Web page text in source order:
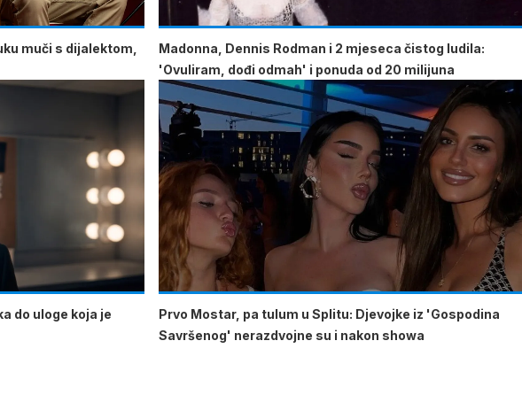
muči s dijalektom,
Madonna, Dennis Rodman i 2 mjeseca čistog ludila:
'Ovuliram, dođi odmah' i ponuda od 20 milijuna
do uloge koja je
Prvo Mostar, pa tulum u Splitu: Djevojke iz 'Gospodina
Savršenog' nerazdvojne su i nakon showa